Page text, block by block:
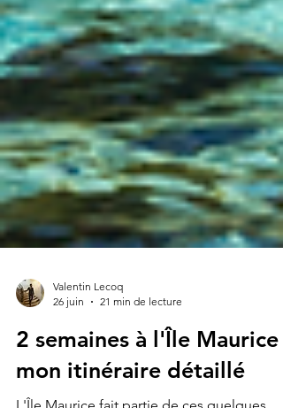
26 juin
21 min de lecture
2 semaines à l'Île Maurice :